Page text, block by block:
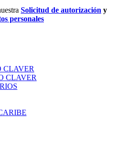
Solicitud de autorización y
personales
CLAVER
CLAVER